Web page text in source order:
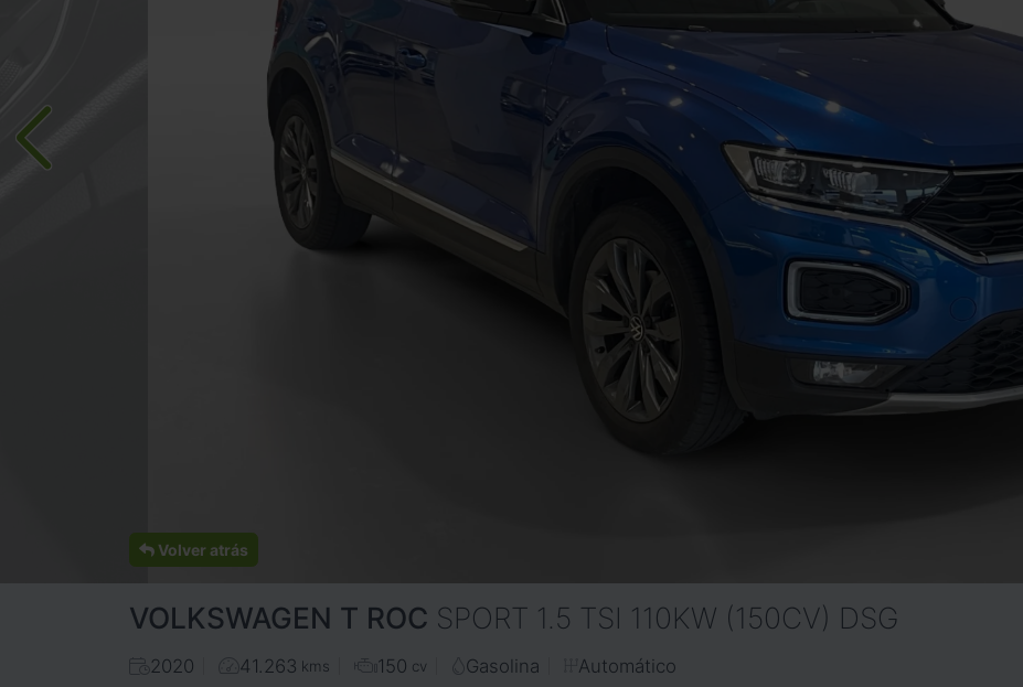
Volver atrás
VOLKSWAGEN T ROC SPORT 1.5 TSI 110KW (150CV) DSG
2020 41.263 kms 150 cv Gasolina Automático